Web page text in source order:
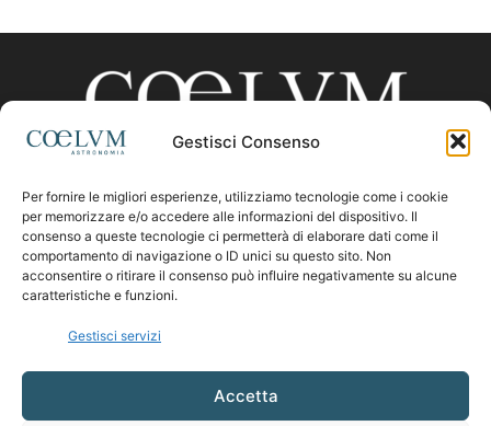
Gestisci Consenso
Per fornire le migliori esperienze, utilizziamo tecnologie come i cookie
per memorizzare e/o accedere alle informazioni del dispositivo. Il
consenso a queste tecnologie ci permetterà di elaborare dati come il
comportamento di navigazione o ID unici su questo sito. Non
acconsentire o ritirare il consenso può influire negativamente su alcune
caratteristiche e funzioni.
Gestisci servizi
Accetta
CHI SIAMO
Contattaci:coelumastro@coelum.com